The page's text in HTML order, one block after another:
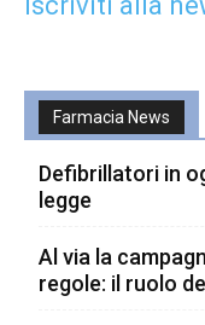
Farmacia News
Defibrillatori in
legge
Al via la
regole: il ruolo